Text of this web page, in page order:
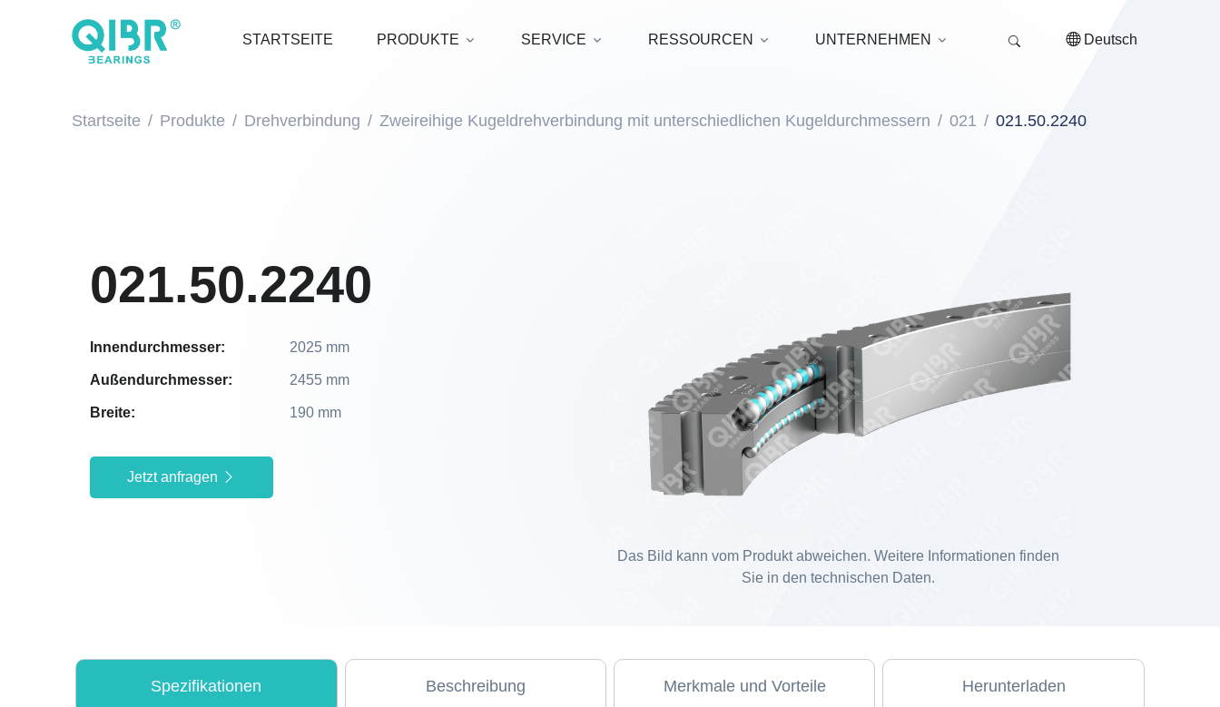
STARTSEITE PRODUKTE SERVICE RESSOURCEN UNTERNEHMEN Deutsch
Startseite Produkte Drehverbindung Zweireihige Kugeldrehverbindung mit unterschiedlichen Kugeldurchmessern 021 021.50.2240
021.50.2240
Innendurchmesser: 2025 mm
Außendurchmesser: 2455 mm
Breite: 190 mm
Jetzt anfragen
Das Bild kann vom Produkt abweichen. Weitere Informationen finden
Sie in den technischen Daten.
Spezifikationen Beschreibung Merkmale und Vorteile Herunterladen